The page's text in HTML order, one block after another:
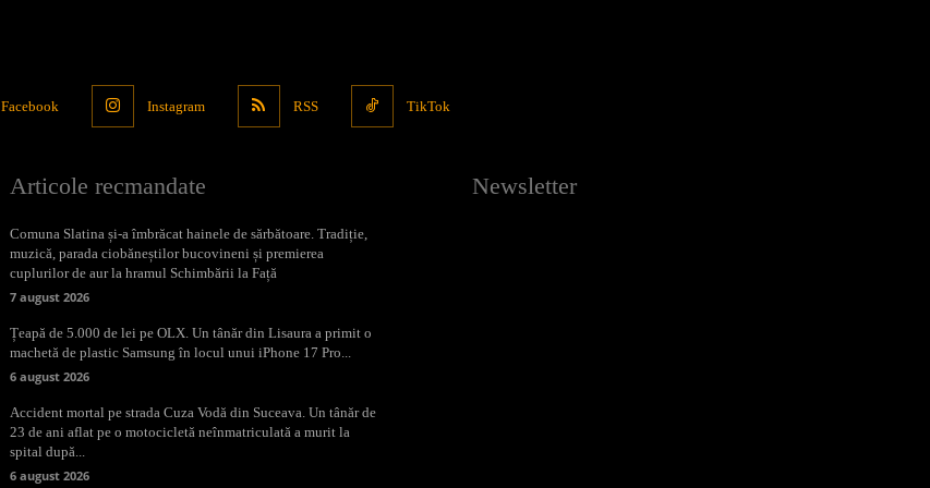
Facebook Instagram RSS TikTok
Articole recmandate
Comuna Slatina și-a îmbrăcat hainele de sărbătoare. Tradiție,
muzică, parada ciobăneștilor bucovineni și premierea
cuplurilor de aur la hramul Schimbării la Față
7 august 2026
Țeapă de 5.000 de lei pe OLX. Un tânăr din Lisaura a primit o
machetă de plastic Samsung în locul unui iPhone 17 Pro...
6 august 2026
Accident mortal pe strada Cuza Vodă din Suceava. Un tânăr de
23 de ani aflat pe o motocicletă neînmatriculată a murit la
spital după...
6 august 2026
Newsletter